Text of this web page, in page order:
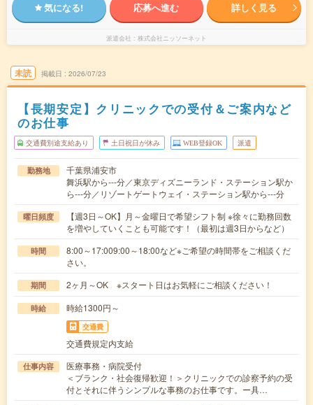
気になる! 応募へ進む 詳しく見る
派遣会社 株式会社ニッソーネット
未読 掲載日 2026/07/23
【長期安定】クリニックでの受付＆ご案内など
のお仕事
交通費別途支給あり 土日祝日が休み WEB登録OK 派遣
勤務地
千葉県浦安市
舞浜駅から---分／東京ディズニーランド・ステーション駅か
ら---分／リゾートゲートウェイ・ステーション駅から---分
曜日頻度
【週3日～OK】月～金曜日で希望シフト制 ※徐々に勤務回数
を増やしていくことも可能です！（最初は週3日からなど）
時間
8:00～17:009:00～18:00など※ご希望の時間帯をご相談くだ
さい。
期間 2ヶ月～OK ※スタート日はお気軽にご相談ください！
時給 時給1300円～
交通費
交通費規定内支給
仕事内容
医療事務・病院受付
＜ブランク・社会復帰歓迎！＞クリニックでの診察予約の受
付とそれに伴うシンプルな事務のお仕事です。ー具…